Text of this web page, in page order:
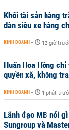
Khối tài sản hàng
dàn siêu xe hàng
KINH DOANH - 12 giờ
Huấn Hoa Hồng
quyền xã, không
KINH DOANH - 1 phút
Lãnh đạo MB nói
Sungroup và